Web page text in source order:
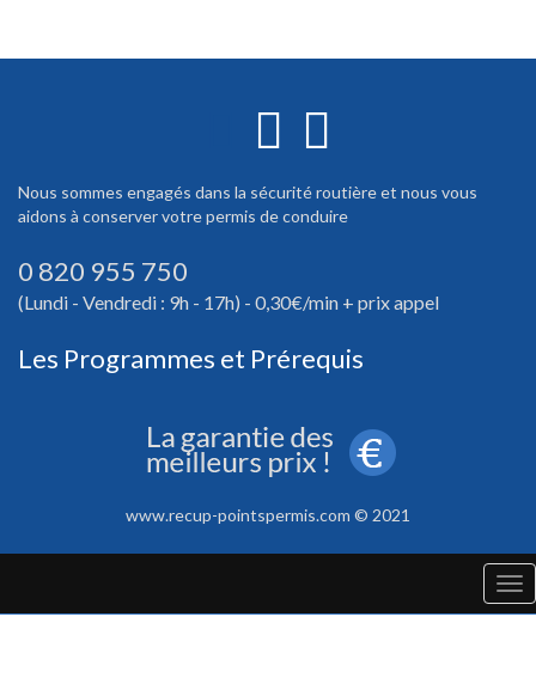
Nous sommes engagés dans la sécurité routière et nous vous
aidons à conserver votre permis de conduire
0 820 955 750
(Lundi - Vendredi : 9h - 17h) - 0,30€/min + prix appel
Les Programmes et Prérequis
www.recup-pointspermis.com © 2021